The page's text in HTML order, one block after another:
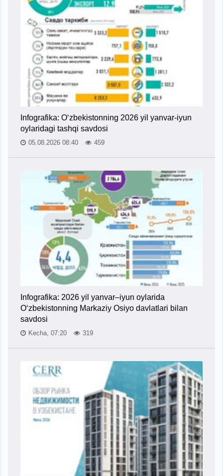
Infografika: O‘zbekistonning 2026 yil yanvar-iyun
oylaridagi tashqi savdosi
05.08.2026 08:40 459
Infografika: 2026 yil yanvar–iyun oylarida
O‘zbekistonning Markaziy Osiyo davlatlari bilan
savdosi
Kecha, 07:20 319